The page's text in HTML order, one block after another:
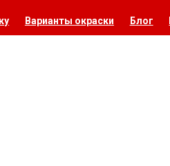
Варианты окраски Блог